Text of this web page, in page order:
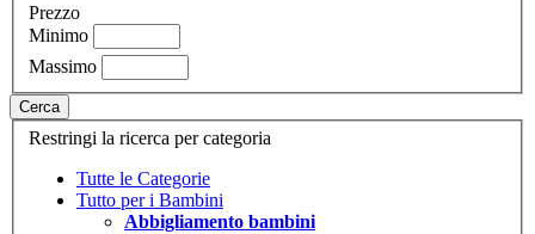
Prezzo
Minimo
Massimo
Cerca
Restringi la ricerca per categoria
Tutte le Categorie
Tutto per i Bambini
Abbigliamento bambini